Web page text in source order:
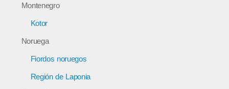
Montenegro
Kotor
Noruega
Fiordos noruegos
Región de Laponia